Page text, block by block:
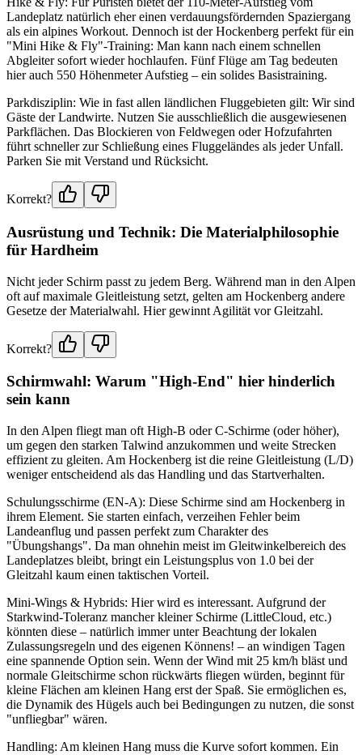
Landeplatz natürlich eher einen verdauungsfördernden Spaziergang
als ein alpines Workout. Dennoch ist der Hockenberg perfekt für ein
"Mini Hike & Fly"-Training: Man kann nach einem schnellen
Abgleiter sofort wieder hochlaufen. Fünf Flüge am Tag bedeuten
hier auch 550 Höhenmeter Aufstieg – ein solides Basistraining.
Parkdisziplin: Wie in fast allen ländlichen Fluggebieten gilt: Wir sind
Gäste der Landwirte. Nutzen Sie ausschließlich die ausgewiesenen
Parkflächen. Das Blockieren von Feldwegen oder Hofzufahrten
führt schneller zur Schließung eines Fluggeländes als jeder Unfall.
Parken Sie mit Verstand und Rücksicht.
Korrekt?
Ausrüstung und Technik: Die Materialphilosophie
für Hardheim
Nicht jeder Schirm passt zu jedem Berg. Während man in den Alpen
oft auf maximale Gleitleistung setzt, gelten am Hockenberg andere
Gesetze der Materialwahl. Hier gewinnt Agilität vor Gleitzahl.
Korrekt?
Schirmwahl: Warum "High-End" hier hinderlich
sein kann
In den Alpen fliegt man oft High-B oder C-Schirme (oder höher),
um gegen den starken Talwind anzukommen und weite Strecken
effizient zu gleiten. Am Hockenberg ist die reine Gleitleistung (L/D)
weniger entscheidend als das Handling und das Startverhalten.
Schulungsschirme (EN-A): Diese Schirme sind am Hockenberg in
ihrem Element. Sie starten einfach, verzeihen Fehler beim
Landeanflug und passen perfekt zum Charakter des
"Übungshangs". Da man ohnehin meist im Gleitwinkelbereich des
Landeplatzes bleibt, bringt ein Leistungsplus von 1.0 bei der
Gleitzahl kaum einen taktischen Vorteil.
Mini-Wings & Hybrids: Hier wird es interessant. Aufgrund der
Starkwind-Toleranz mancher kleiner Schirme (LittleCloud, etc.)
könnten diese – natürlich immer unter Beachtung der lokalen
Zulassungsregeln und des eigenen Könnens! – an windigen Tagen
eine spannende Option sein. Wenn der Wind mit 25 km/h bläst und
normale Gleitschirme schon rückwärts fliegen würden, beginnt für
kleine Flächen am kleinen Hang erst der Spaß. Sie ermöglichen es,
die Dynamik des Hügels auch bei Bedingungen zu nutzen, die sonst
"unfliegbar" wären.
Handling: Am kleinen Hang muss die Kurve sofort kommen. Ein